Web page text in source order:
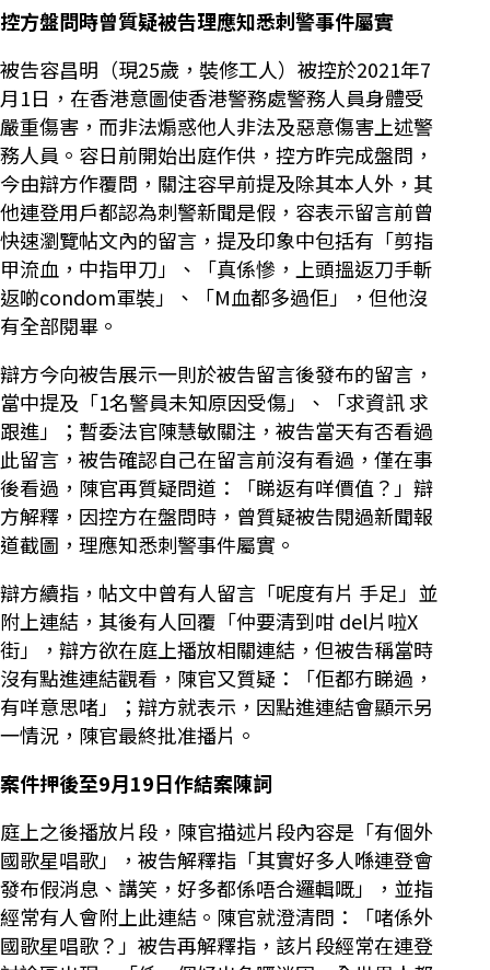
控方盤問時曾質疑被告理應知悉刺警事件屬實
被告容昌明（現25歲，裝修工人）被控於2021年7
月1日，在香港意圖使香港警務處警務人員身體受
嚴重傷害，而非法煽惑他人非法及惡意傷害上述警
務人員。容日前開始出庭作供，控方昨完成盤問，
今由辯方作覆問，關注容早前提及除其本人外，其
他連登用戶都認為刺警新聞是假，容表示留言前曾
快速瀏覽帖文內的留言，提及印象中包括有「剪指
甲流血，中指甲刀」、「真係慘，上頭搵返刀手斬
返啲condom軍裝」、「M血都多過佢」，但他沒
有全部閱畢。
辯方今向被告展示一則於被告留言後發布的留言，
當中提及「1名警員未知原因受傷」、「求資訊 求
跟進」；暫委法官陳慧敏關注，被告當天有否看過
此留言，被告確認自己在留言前沒有看過，僅在事
後看過，陳官再質疑問道：「睇返有咩價值？」辯
方解釋，因控方在盤問時，曾質疑被告閱過新聞報
道截圖，理應知悉刺警事件屬實。
辯方續指，帖文中曾有人留言「呢度有片 手足」並
附上連結，其後有人回覆「仲要清到咁 del片啦X
街」，辯方欲在庭上播放相關連結，但被告稱當時
沒有點進連結觀看，陳官又質疑：「佢都冇睇過，
有咩意思啫」；辯方就表示，因點進連結會顯示另
一情況，陳官最終批准播片。
案件押後至9月19日作結案陳詞
庭上之後播放片段，陳官描述片段內容是「有個外
國歌星唱歌」，被告解釋指「其實好多人喺連登會
發布假消息、講笑，好多都係唔合邏輯嘅」，並指
經常有人會附上此連結。陳官就澄清問：「啫係外
國歌星唱歌？」被告再解釋指，該片段經常在連登